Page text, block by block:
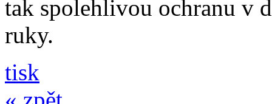
tak spolehlivou ochranu v
ruky.
tisk